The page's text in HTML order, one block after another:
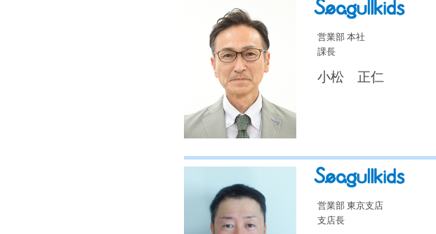
営業部 本社
課長
小松 正仁
営業部 東京支店
支店長